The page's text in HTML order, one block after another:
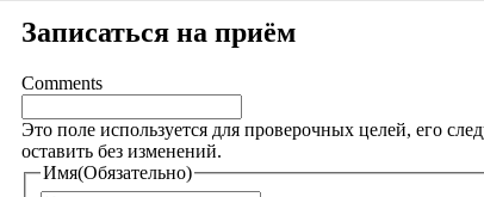
Записаться на приём
Comments
Это поле используется для проверочных целей, его
оставить без изменений.
Имя(Обязательно)